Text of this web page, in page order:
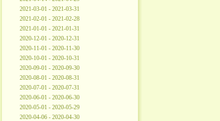
2021-03-01 - 2021-03-31
2021-02-01 - 2021-02-28
2021-01-01 - 2021-01-31
2020-12-01 - 2020-12-31
2020-11-01 - 2020-11-30
2020-10-01 - 2020-10-31
2020-09-01 - 2020-09-30
2020-08-01 - 2020-08-31
2020-07-01 - 2020-07-31
2020-06-01 - 2020-06-30
2020-05-01 - 2020-05-29
2020-04-06 - 2020-04-30